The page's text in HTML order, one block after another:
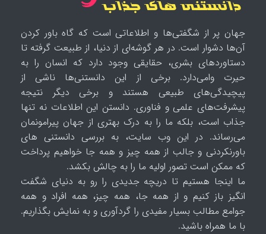
جهان پر از شگفتی‌ها و اطلاعاتی است که گاه باور کردن
آن‌ها دشوار است. در هر گوشه‌ای از دنیا، از طبیعت گرفته تا
دستاوردهای بشری، حقایقی وجود دارد که انسان را به
حیرت وامی‌دارد. برخی از این دانستنی‌ها ناشی از
پیچیدگی‌های طبیعی هستند و برخی دیگر نتیجه
پیشرفت‌های علمی و فناوری. دانستن این اطلاعات نه تنها
جذاب است، بلکه ما را به درک بهتری از جهان پیرامونمان
می‌رساند. در این وب سایت، به بررسی دانستنی های
باورنکردنی و جالب از همه چیز و همه جا خواهیم پرداخت
که ممکن است تصور اولیه ما را به چالش بکشد.
ما اینجا هستیم تا دریچه جدیدی را رو به دنیای شگفت
انگیز باز کنیم و از همه جا، همه چیز، همه افراد و همه
جوامع مطالب بسیار مفیدی را گردآوری و به نمایش بگذاریم.
با ما همراه باشید.